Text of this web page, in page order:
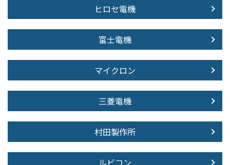
ヒロセ電機
富士電機
マイクロン
三菱電機
村田製作所
ルビコン